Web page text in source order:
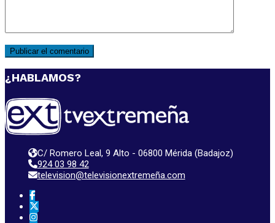
¿HABLAMOS?
C/ Romero Leal, 9 Alto - 06800 Mérida (Badajoz)
924 03 98 42
television@televisionextremeña.com